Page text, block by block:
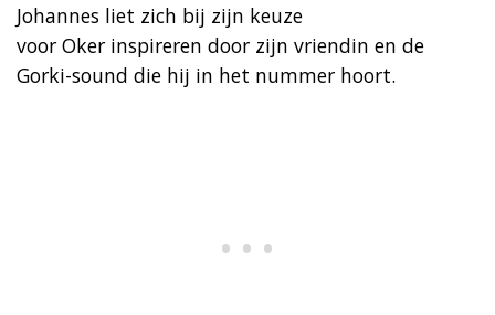
Johannes liet zich bij zijn keuze
voor Oker inspireren door zijn vriendin en de
Gorki-sound die hij in het nummer hoort.